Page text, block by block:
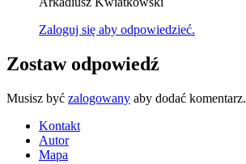
Zaloguj się aby odpowiedzieć.
Zostaw odpowiedź
Musisz być zalogowany aby dodać komentarz.
Kontakt
Autor
Mapa